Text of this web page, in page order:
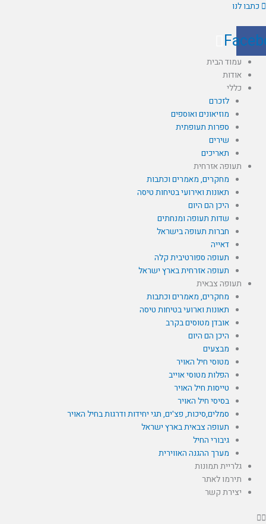
כתבו לנו
עמוד הבית
אודות
כללי
לזכרם
מוזיאונים ואוספים
ספרות תעופתית
שירים
תאריכים
תעופה אזרחית
מחקרים, מאמרים וכתבות
תאונות ואירועי בטיחות טיסה
היכן הם היום
שדות תעופה ומנחתים
חברות תעופה בישראל
דאייה
תעופה ספורטיבית קלה
תעופה אזרחית בארץ ישראל
תעופה צבאית
מחקרים, מאמרים וכתבות
תאונות וארועי בטיחות טיסה
אובדן מטוסים בקרב
היכן הם היום
מבצעים
מטוסי חיל האויר
הפלות מטוסי אוייב
טייסות חיל האויר
בסיסי חיל האויר
סמלים,סיכות, פצ'ים, תגי יחידות ודרגות בחיל האויר
תעופה צבאית בארץ ישראל
גיבורי החיל
מערך ההגנה האווירית
גלריית תמונות
תירמו לאתר
יצירת קשר